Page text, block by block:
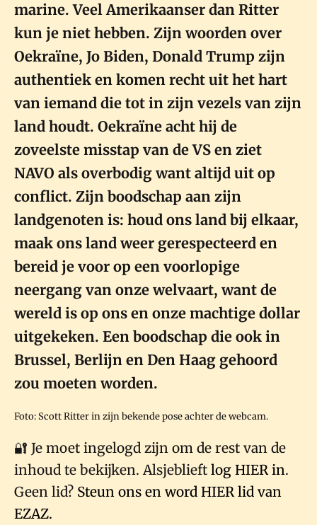
marine. Veel Amerikaanser dan Ritter
kun je niet hebben. Zijn woorden over
Oekraïne, Jo Biden, Donald Trump zijn
authentiek en komen recht uit het hart
van iemand die tot in zijn vezels van zijn
land houdt. Oekraïne acht hij de
zoveelste misstap van de VS en ziet
NAVO als overbodig want altijd uit op
conflict. Zijn boodschap aan zijn
landgenoten is: houd ons land bij elkaar,
maak ons land weer gerespecteerd en
bereid je voor op een voorlopige
neergang van onze welvaart, want de
wereld is op ons en onze machtige dollar
uitgekeken. Een boodschap die ook in
Brussel, Berlijn en Den Haag gehoord
zou moeten worden.
Foto: Scott Ritter in zijn bekende pose achter de webcam.
🔐 Je moet ingelogd zijn om de rest van de
inhoud te bekijken. Alsjeblieft log HIER in.
Geen lid? Steun ons en word HIER lid van
EZAZ.